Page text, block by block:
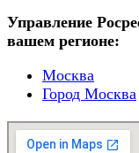
Управление
вашем регионе:
Москва
Город Москва